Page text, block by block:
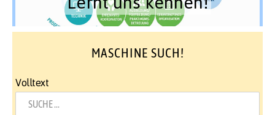
MASCHINE SUCH!
Volltext